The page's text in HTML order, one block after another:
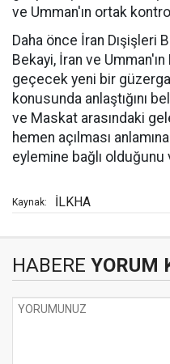
ve Umman'ın ortak
Daha önce İran Dışişleri
Bekayi, İran ve
geçecek yeni bir
konusunda anlaştığını
ve Maskat arasındaki
hemen açılması
eylemine bağlı olduğunu
Kaynak: İLKHA
HABERE YORUM